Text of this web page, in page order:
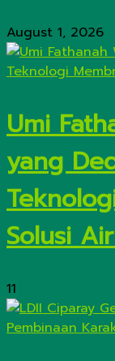
August 1, 2026
Umi
yang
Solusi
11